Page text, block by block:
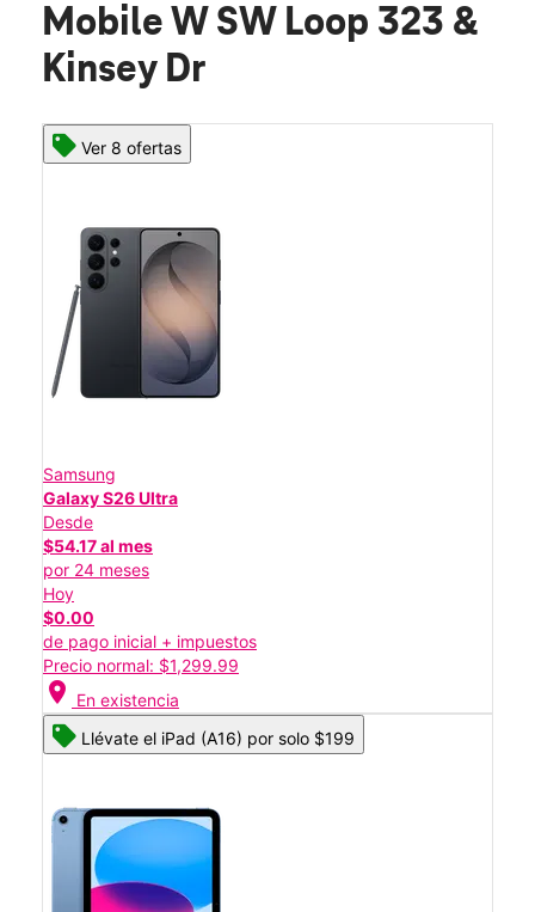
Mobile W SW Loop 323 &
Kinsey Dr
Ver 8 ofertas
Samsung
Galaxy S26 Ultra
Desde
$54.17 al mes
por 24 meses
Hoy
$0.00
de pago inicial + impuestos
Precio normal: $1,299.99
location_on En existencia
Llévate el iPad (A16) por solo $199